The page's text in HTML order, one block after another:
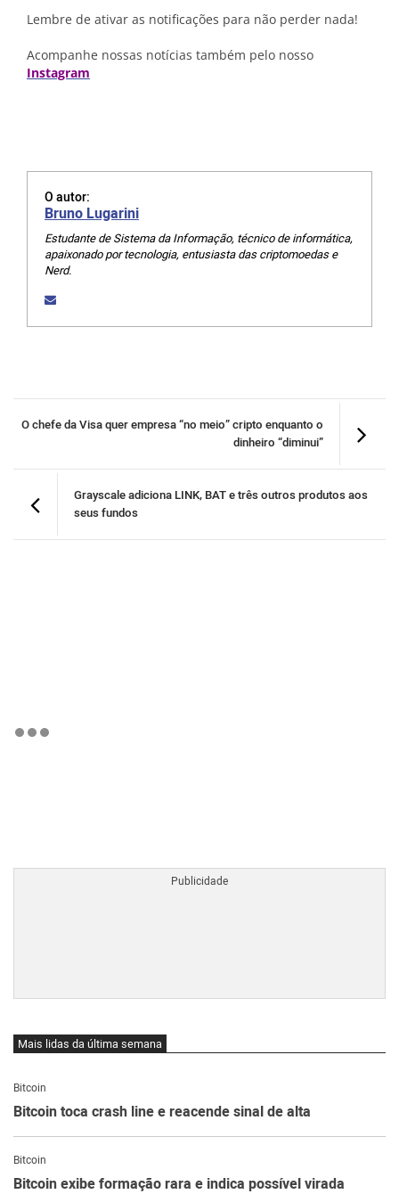
Lembre de ativar as notificações para não perder nada!
Acompanhe nossas notícias também pelo nosso
Instagram
O autor:
Bruno Lugarini
Estudante de Sistema da Informação, técnico de informática,
apaixonado por tecnologia, entusiasta das criptomoedas e
Nerd.
O chefe da Visa quer empresa “no meio” cripto enquanto o
dinheiro “diminui”
Grayscale adiciona LINK, BAT e três outros produtos aos
seus fundos
Mais lidas da última semana
Bitcoin
Bitcoin toca crash line e reacende sinal de alta
Bitcoin
Bitcoin exibe formação rara e indica possível virada